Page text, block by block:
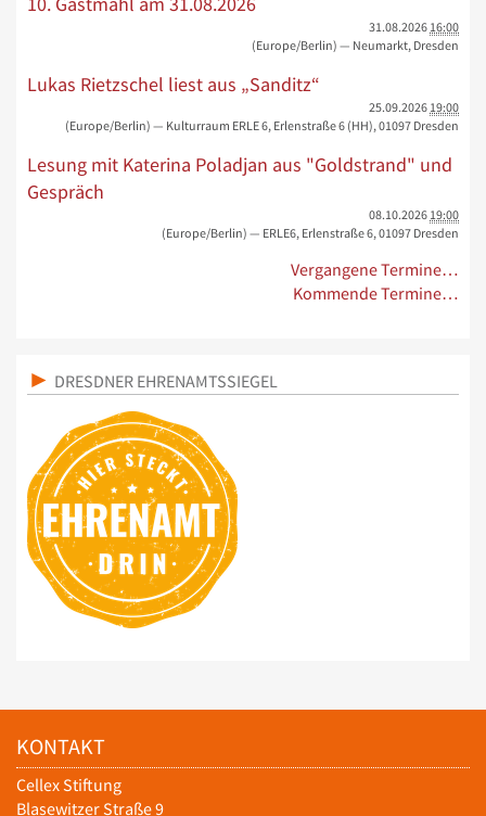
31.08.2026 16:00
(Europe/Berlin) — Neumarkt, Dresden
Lukas Rietzschel liest aus „Sanditz“
25.09.2026 19:00
(Europe/Berlin) — Kulturraum ERLE 6, Erlenstraße 6 (HH), 01097 Dresden
Lesung mit Katerina Poladjan aus "Goldstrand" und
Gespräch
08.10.2026 19:00
(Europe/Berlin) — ERLE6, Erlenstraße 6, 01097 Dresden
Vergangene Termine…
Kommende Termine…
DRESDNER EHRENAMTSSIEGEL
KONTAKT
Cellex Stiftung
Blasewitzer Straße 9